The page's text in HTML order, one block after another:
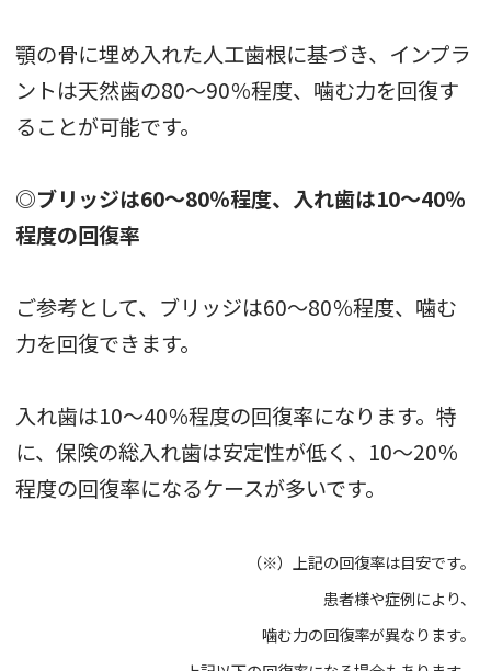
顎の骨に埋め入れた人工歯根に基づき、インプラ
ントは天然歯の80～90％程度、噛む力を回復す
ることが可能です。
◎ブリッジは60～80％程度、入れ歯は10～40％
程度の回復率
ご参考として、ブリッジは60～80％程度、噛む
力を回復できます。
入れ歯は10～40％程度の回復率になります。特
に、保険の総入れ歯は安定性が低く、10～20％
程度の回復率になるケースが多いです。
（※）上記の回復率は目安です。
患者様や症例により、
噛む力の回復率が異なります。